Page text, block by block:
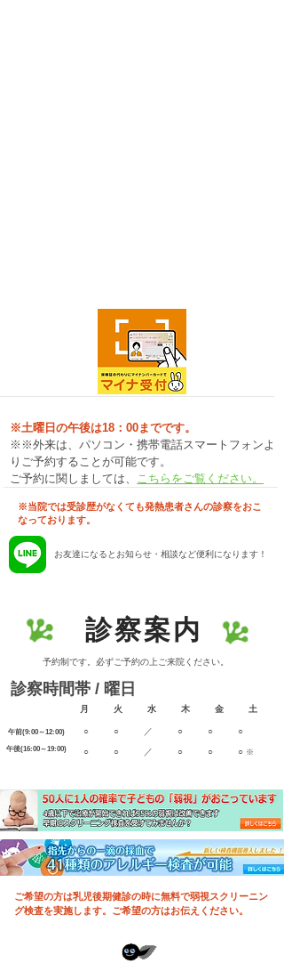
※土曜日の午後は18：00までです。
※※外来は、パソコン・携帯電話スマートフォンよ
りご予約することが可能です。
ご予約に関しましては、 こちらをご覧ください。
※当院では受診歴がなくても発熱患者さんの診察をおこ
なっております。
お友達になるとお知らせ・相談など便利になります！
診察案内
​予約制です。必ずご予約の上ご来院ください。
診察時間帯 / 曜日
月 火 水 木 金 土
​午前(9:00～12:00)
​午後(16:00～19:00)
○ ○ ／ ○ ○ ○
○ ○ ／ ○ ○ ○ ※
ご希望の方は乳児後期健診の時に無料で弱視スクリーニン
グ検査を実施します。ご希望の方はお伝えください。